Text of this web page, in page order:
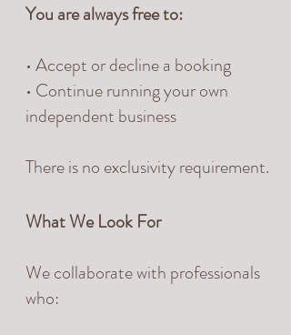
You are always free to:
• Accept or decline a booking
• Continue running your own
independent business
There is no exclusivity requirement.
What We Look For
We collaborate with professionals
who: